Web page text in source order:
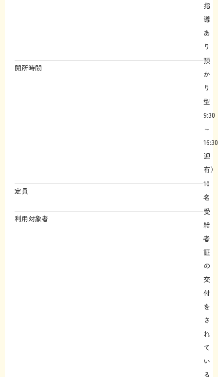
指
導
あ
り
開所時間
預
か
り
型
9:30
～
迎
有）
定員
10
名
利用対象者
受
給
者
証
の
交
付
を
さ
れ
て
い
る